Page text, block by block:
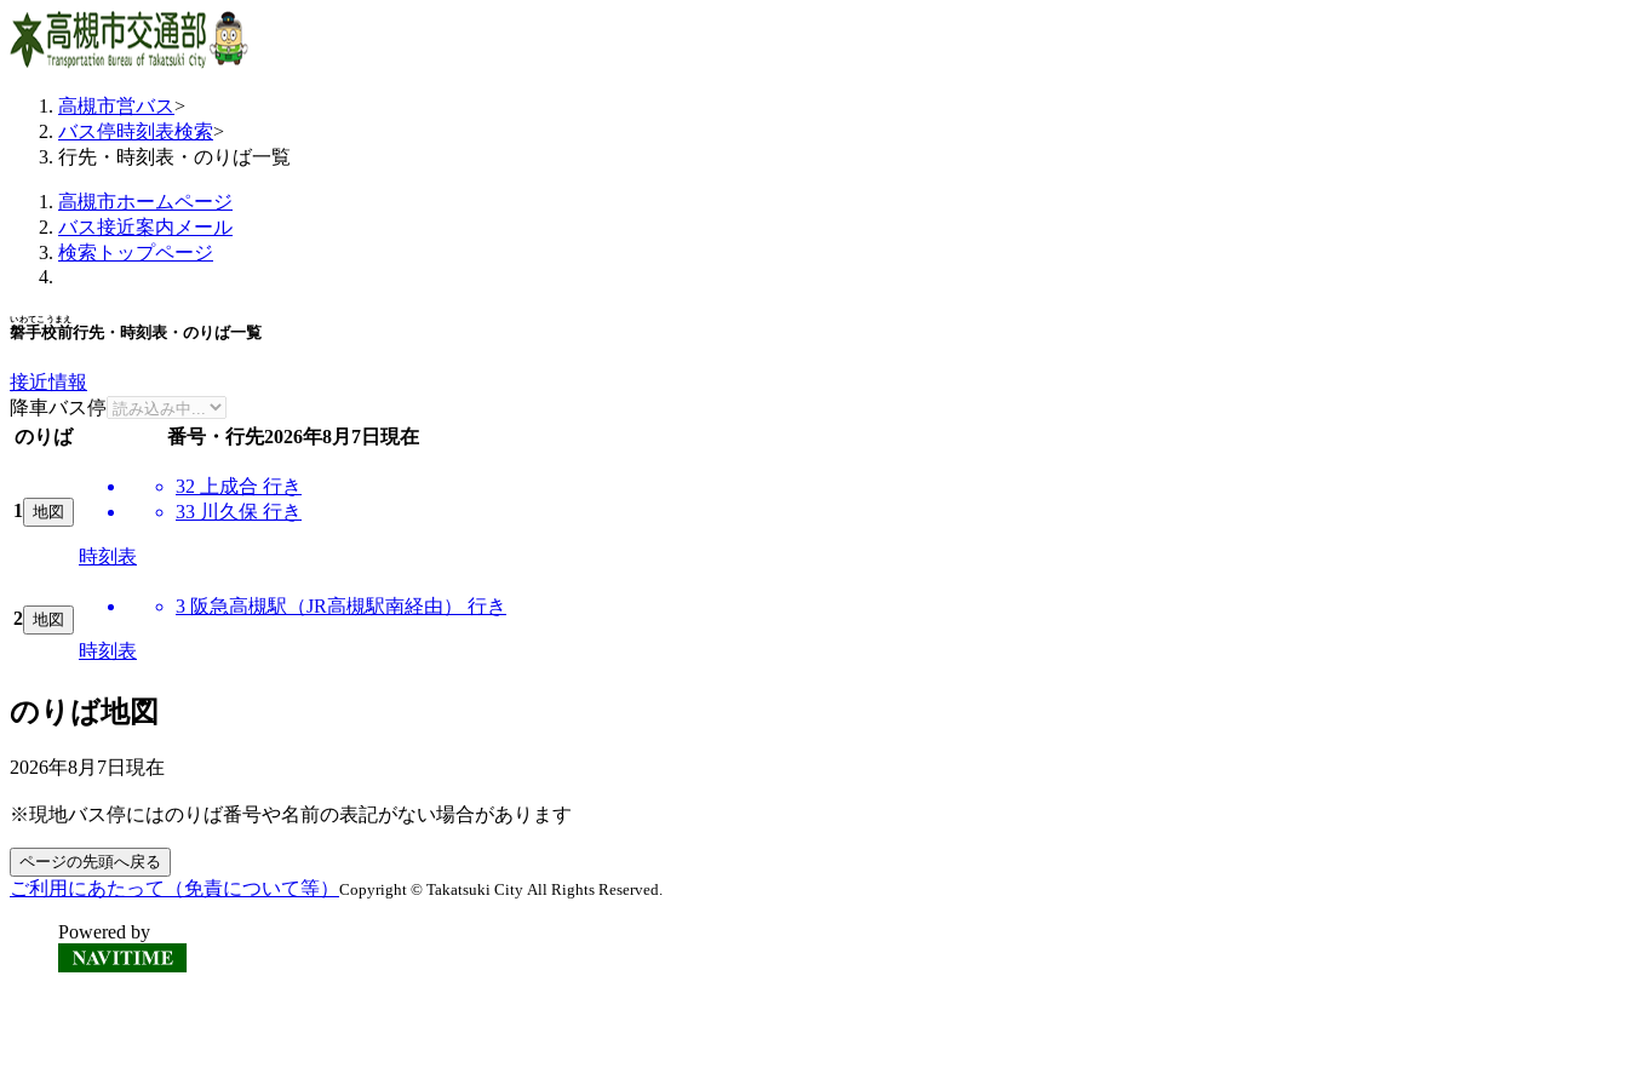
高槻市営バス>
バス停時刻表検索>
行先・時刻表・のりば一覧
高槻市ホームページ
バス接近案内メール
検索トップページ
磐手校前
いわてこうまえ
行先・時刻表・のりば一覧
接近情報
降車バス停
のりば
番号・行先2026年8月7日 現在
1 地図
32 上成合 行き
33 川久保 行き
時刻表
2 地図
3 阪急高槻駅（JR高槻駅南経由） 行き
時刻表
のりば地図
2026年8月7日 現在
※現地バス停にはのりば番号や名前の表記がない場合があります
ページの先頭へ戻る
ご利用にあたって（免責について等） Copyright © Takatsuki City All Rights Reserved.
Powered by